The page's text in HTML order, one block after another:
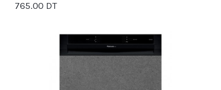
765.00 DT
PANIER